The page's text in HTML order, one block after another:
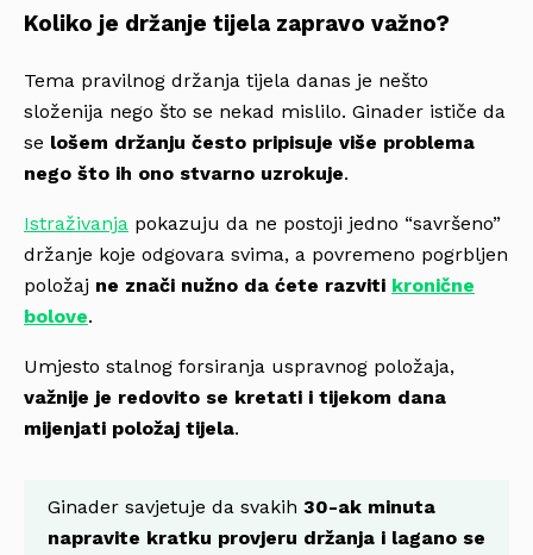
Koliko je držanje tijela zapravo važno?
Tema pravilnog držanja tijela danas je nešto
složenija nego što se nekad mislilo. Ginader ističe da
se lošem držanju često pripisuje više problema
nego što ih ono stvarno uzrokuje.
Istraživanja pokazuju da ne postoji jedno “savršeno”
držanje koje odgovara svima, a povremeno pogrbljen
položaj ne znači nužno da ćete razviti kronične
bolove.
Umjesto stalnog forsiranja uspravnog položaja,
važnije je redovito se kretati i tijekom dana
mijenjati položaj tijela.
Ginader savjetuje da svakih 30-ak minuta
napravite kratku provjeru držanja i lagano se